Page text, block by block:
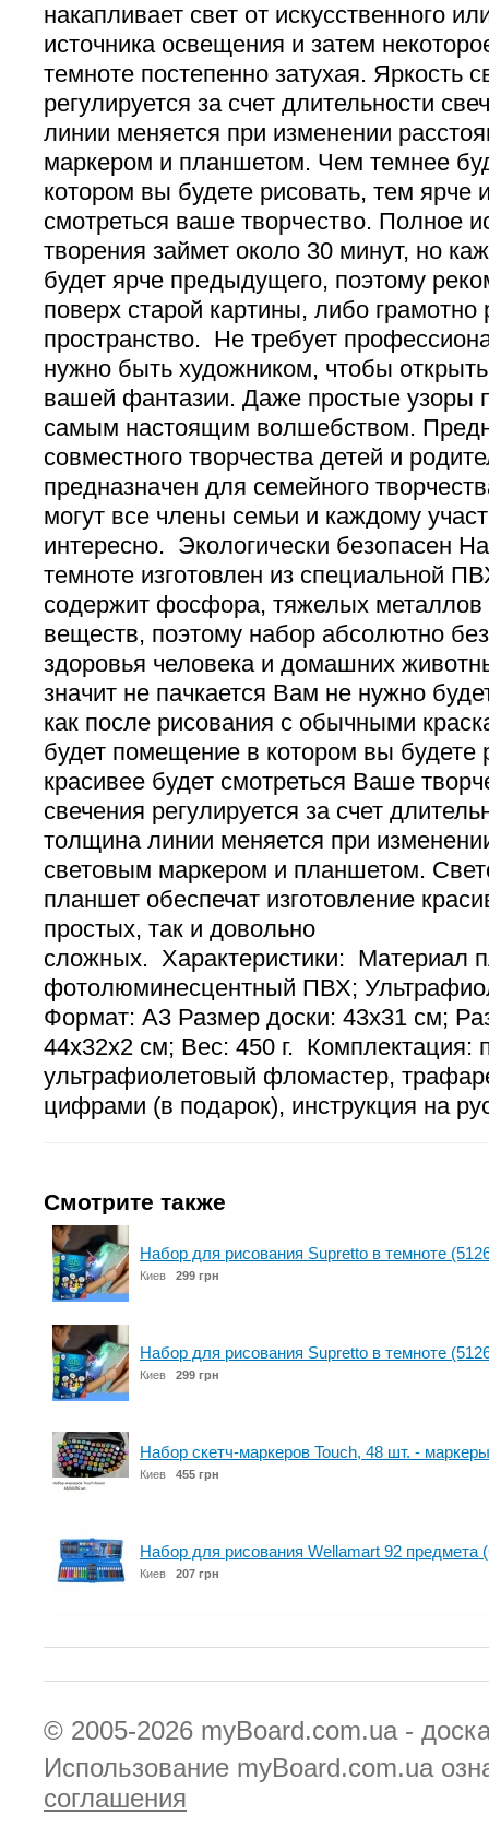
накапливает свет от искусственного
источника освещения и затем
темноте постепенно затухая. Яркость
регулируется за счет длительности
линии меняется при изменении
маркером и планшетом. Чем темнее
котором вы будете рисовать, тем ярче
смотреться ваше творчество. Полное
творения займет около 30 минут, но
будет ярче предыдущего, поэтому
поверх старой картины, либо грамотно
пространство. Не требует
нужно быть художником, чтобы
вашей фантазии. Даже простые узоры
самым настоящим волшебством.
совместного творчества детей и
предназначен для семейного
могут все члены семьи и каждому
интересно. Экологически безопасен
темноте изготовлен из специальной
содержит фосфора, тяжелых металлов
веществ, поэтому набор абсолютно
здоровья человека и домашних
значит не пачкается Вам не нужно
как после рисования с обычными
будет помещение в котором вы будете
красивее будет смотреться Ваше
свечения регулируется за счет
толщина линии меняется при
световым маркером и планшетом.
планшет обеспечат изготовление
простых, так и довольно
сложных. Характеристики: Материал
фотолюминесцентный ПВХ;
Формат: А3 Размер доски: 43х31 см;
44х32х2 см; Вес: 450 г. Комплектация:
ультрафиолетовый фломастер,
цифрами (в подарок), инструкция на
Смотрите также
Набор для рисования Supretto в темноте
Киев 299 грн
Набор для рисования Supretto в темноте
Киев 299 грн
Набор скетч-маркеров Touch, 48 шт. -
Киев 455 грн
Набор для рисования Wellamart 92 предмета
Киев 207 грн
© 2005-2026 myBoard.com.ua -
Использование myBoard.com.ua
соглашения